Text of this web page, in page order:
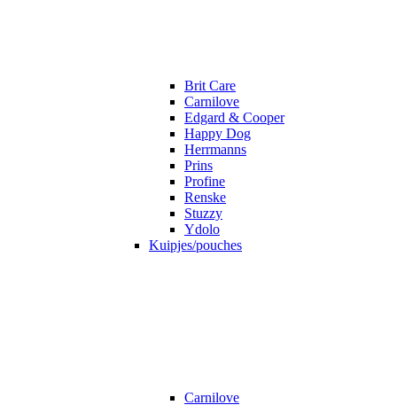
Brit Care
Carnilove
Edgard & Cooper
Happy Dog
Herrmanns
Prins
Profine
Renske
Stuzzy
Ydolo
Kuipjes/pouches
Carnilove